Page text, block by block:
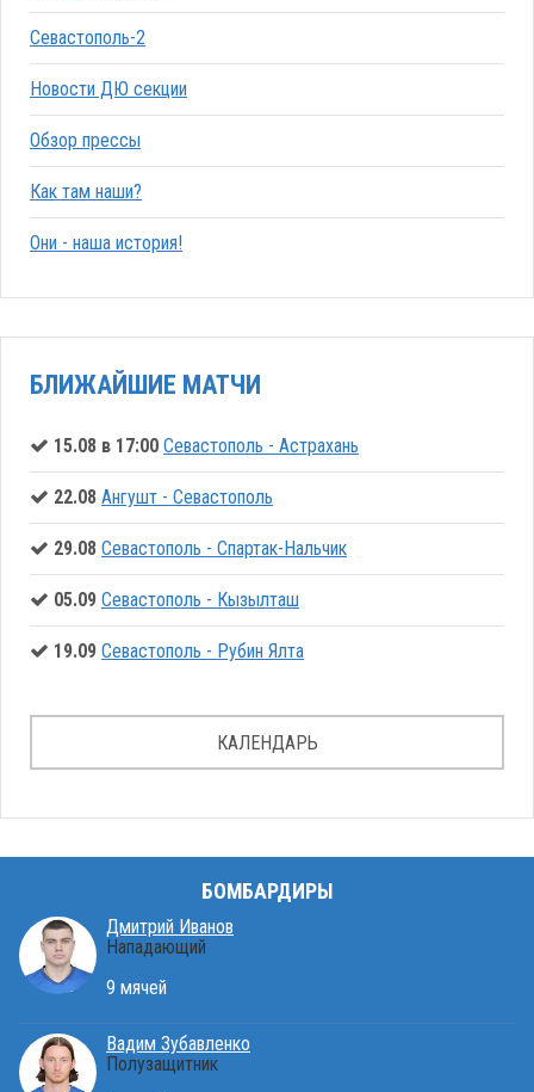
Севастополь-2
Новости ДЮ секции
Обзор прессы
Как там наши?
Они - наша история!
БЛИЖАЙШИЕ МАТЧИ
15.08 в 17:00 Севастополь - Астрахань
22.08 Ангушт - Севастополь
29.08 Севастополь - Спартак-Нальчик
05.09 Севастополь - Кызылташ
19.09 Севастополь - Рубин Ялта
КАЛЕНДАРЬ
БОМБАРДИРЫ
Дмитрий Иванов
Нападающий
9 мячей
Вадим Зубавленко
Полузащитник